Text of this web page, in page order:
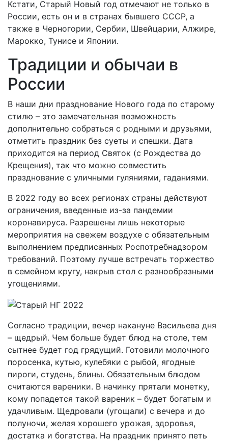
Кстати, Старый Новый год отмечают не только в
России, есть он и в странах бывшего СССР, а
также в Черногории, Сербии, Швейцарии, Алжире,
Марокко, Тунисе и Японии.
Традиции и обычаи в
России
В наши дни празднование Нового года по старому
стилю – это замечательная возможность
дополнительно собраться с родными и друзьями,
отметить праздник без суеты и спешки. Дата
приходится на период Святок (с Рождества до
Крещения), так что можно совместить
празднование с уличными гуляниями, гаданиями.
В 2022 году во всех регионах страны действуют
ограничения, введенные из-за пандемии
коронавируса. Разрешены лишь некоторые
мероприятия на свежем воздухе с обязательным
выполнением предписанных Роспотребнадзором
требований. Поэтому лучше встречать торжество
в семейном кругу, накрыв стол с разнообразными
угощениями.
Согласно традиции, вечер накануне Васильева дня
– щедрый. Чем больше будет блюд на столе, тем
сытнее будет год грядущий. Готовили молочного
поросенка, кутью, кулебяки с рыбой, ягодные
пироги, студень, блины. Обязательным блюдом
считаются вареники. В начинку прятали монетку,
кому попадется такой вареник – будет богатым и
удачливым. Щедровали (угощали) с вечера и до
полуночи, желая хорошего урожая, здоровья,
достатка и богатства. На праздник принято петь